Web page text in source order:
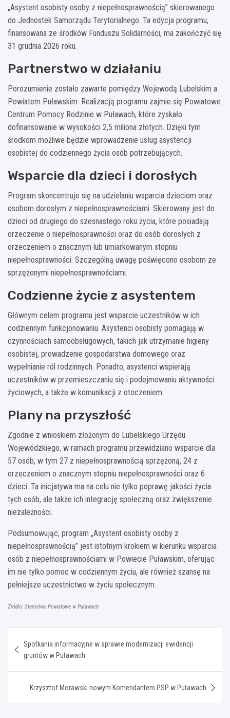
„Asystent osobisty osoby z niepełnosprawnością” skierowanego
do Jednostek Samorządu Terytorialnego. Ta edycja programu,
finansowana ze środków Funduszu Solidarności, ma zakończyć się
31 grudnia 2026 roku.
Partnerstwo w działaniu
Porozumienie zostało zawarte pomiędzy Wojewodą Lubelskim a
Powiatem Puławskim. Realizacją programu zajmie się Powiatowe
Centrum Pomocy Rodzinie w Puławach, które zyskało
dofinansowanie w wysokości 2,5 miliona złotych. Dzięki tym
środkom możliwe będzie wprowadzenie usług asystencji
osobistej do codziennego życia osób potrzebujących.
Wsparcie dla dzieci i dorosłych
Program skoncentruje się na udzielaniu wsparcia dzieciom oraz
osobom dorosłym z niepełnosprawnościami. Skierowany jest do
dzieci od drugiego do szesnastego roku życia, które posiadają
orzeczenie o niepełnosprawności oraz do osób dorosłych z
orzeczeniem o znacznym lub umiarkowanym stopniu
niepełnosprawności. Szczególną uwagę poświęcono osobom ze
sprzężonymi niepełnosprawnościami.
Codzienne życie z asystentem
Głównym celem programu jest wsparcie uczestników w ich
codziennym funkcjonowaniu. Asystenci osobisty pomagają w
czynnościach samoobsługowych, takich jak utrzymanie higieny
osobistej, prowadzenie gospodarstwa domowego oraz
wypełnianie ról rodzinnych. Ponadto, asystenci wspierają
uczestników w przemieszczaniu się i podejmowaniu aktywności
życiowych, a także w komunikacji z otoczeniem.
Plany na przyszłość
Zgodnie z wnioskiem złożonym do Lubelskiego Urzędu
Wojewódzkiego, w ramach programu przewidziano wsparcie dla
57 osób, w tym 27 z niepełnosprawnością sprzężoną, 24 z
orzeczeniem o znacznym stopniu niepełnosprawności oraz 6
dzieci. Ta inicjatywa ma na celu nie tylko poprawę jakości życia
tych osób, ale także ich integrację społeczną oraz zwiększenie
niezależności.
Podsumowując, program „Asystent osobisty osoby z
niepełnosprawnością” jest istotnym krokiem w kierunku wsparcia
osób z niepełnosprawnościami w Powiecie Puławskim, oferując
im nie tylko pomoc w codziennym życiu, ale również szansę na
pełniejsze uczestnictwo w życiu społecznym.
Źródło: Starostwo Powiatowe w Puławach
wpisu
Spotkania informacyjne w sprawie modernizacji ewidencji
gruntów w Puławach
Krzysztof Morawski nowym Komendantem PSP w Puławach